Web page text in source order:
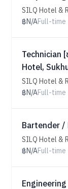
SILQ Hotel &
฿N/AFull-time
Technician
Hotel,
SILQ Hotel &
฿N/AFull-time
Bartender /
SILQ Hotel &
฿N/AFull-time